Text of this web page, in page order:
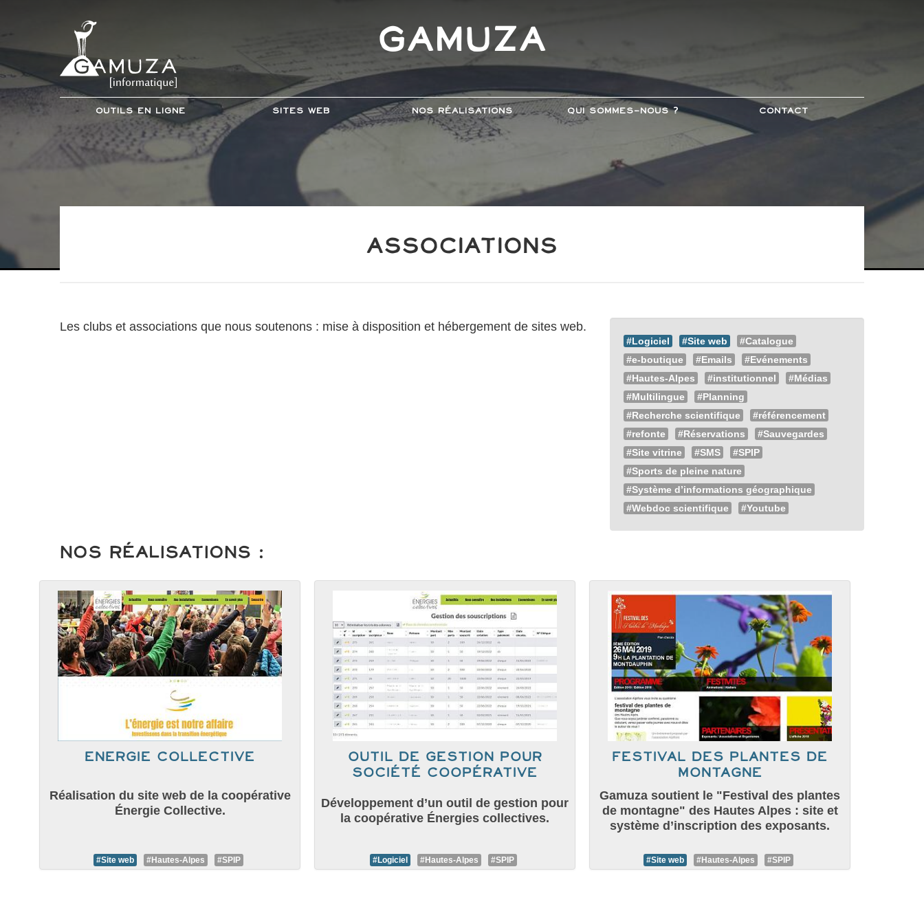
Gamuza
Outils en ligne Sites web Nos Réalisations Qui sommes-nous ? Contact
Associations
Les clubs et associations que nous soutenons : mise à disposition et hébergement de sites web.
#Logiciel #Site web
#Catalogue
#e-boutique
#Emails
#Evénements
#Hautes-Alpes
#institutionnel
#Médias
#Multilingue
#Planning
#Recherche scientifique
#référencement
#refonte
#Réservations
#Sauvegardes
#Site vitrine
#SMS
#SPIP
#Sports de pleine nature
#Système d’informations géographique
#Webdoc scientifique
#Youtube
Nos Réalisations :
Energie collective
Réalisation du site web de la coopérative
Énergie Collective.
#Site web #Hautes-Alpes #SPIP
Outil de gestion pour
Société Coopérative
Développement d’un outil de gestion pour
la coopérative Énergies collectives.
#Logiciel #Hautes-Alpes #SPIP
Festival des plantes de
montagne
Gamuza soutient le "Festival des plantes
de montagne" des Hautes Alpes : site et
système d’inscription des exposants.
#Site web #Hautes-Alpes #SPIP